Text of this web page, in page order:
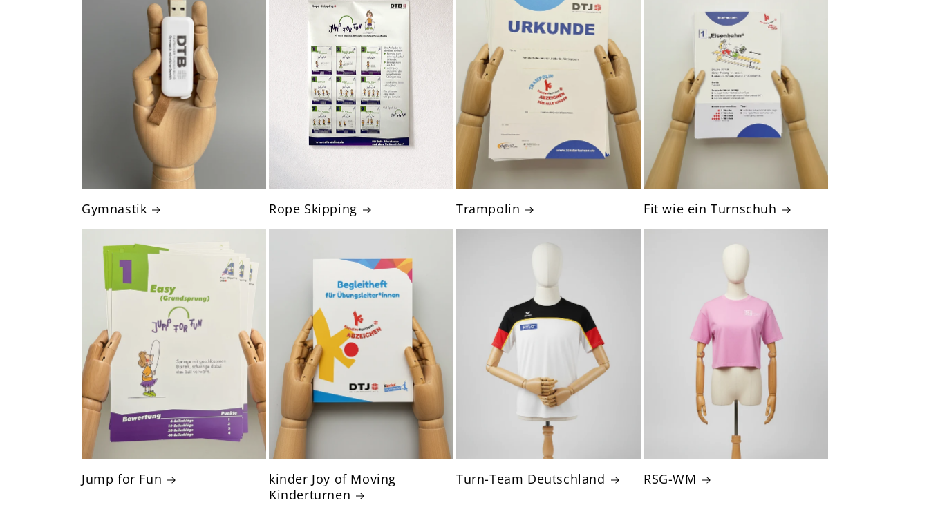
Gymnastik Rope Skipping Trampolin Fit wie ein Turnschuh
Jump for Fun
kinder Joy of Moving
Kinderturnen
Turn-Team Deutschland RSG-WM